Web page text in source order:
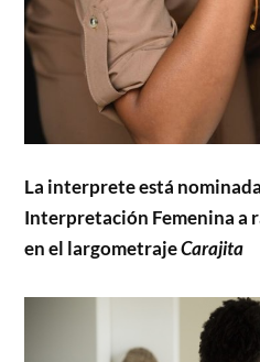
La interprete está
Interpretación Femenina a
en el largometrajeCarajita